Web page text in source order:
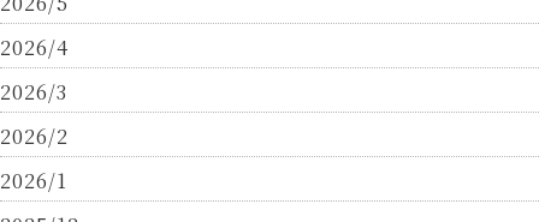
2026/4
2026/3
2026/2
2026/1